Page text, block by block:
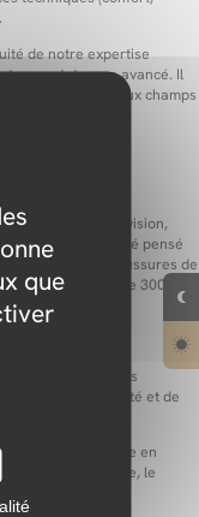
que
de notre expertise
en prototypage avancé. Il
ouvre de nouveaux champs
et créative
pilotée par des
de supervision,
Cet outil a été pensé
de paires de chaussures de
pour atteindre 300 000
:
robotisées
sécuriser la qualité et de
est suivie et pilotée en
la maintenance, le